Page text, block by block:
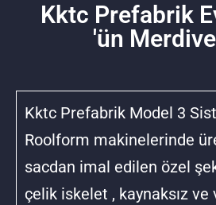
Kktc Prefabrik
'ün
Kktc Prefabrik Model 3
Roolform makinelerinde
sacdan imal edilen özel
çelik iskelet , kaynaksız ve